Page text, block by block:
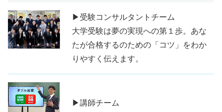
▶受験コンサルタントチーム
大学受験は夢の実現への第１歩。あな
たが合格するのための「コツ」をわか
りやすく伝えます。
▶講師チーム